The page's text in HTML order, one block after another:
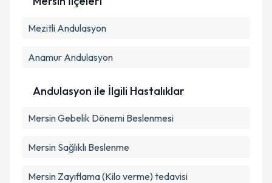
Kişisel verilerimin işlenmesine ilişkin
kapsamda işlenmesini kabul ediyorum.
Takvim Talebini Gönder
Mezitli Andulasyon
Anamur Andulasyon
Andulasyon ile İlgili Hastalıklar
Mersin Gebelik Dönemi Beslenmesi
Mersin Sağlıklı Beslenme
Mersin Zayıflama (Kilo verme) tedavisi